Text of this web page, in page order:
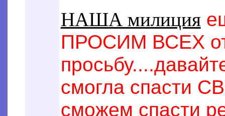
НАША милиция
ПРОСИМ ВСЕХ
смогла спасти
сможем спасти